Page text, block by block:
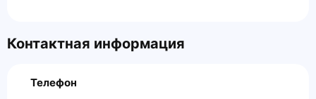
Контактная информация
Телефон